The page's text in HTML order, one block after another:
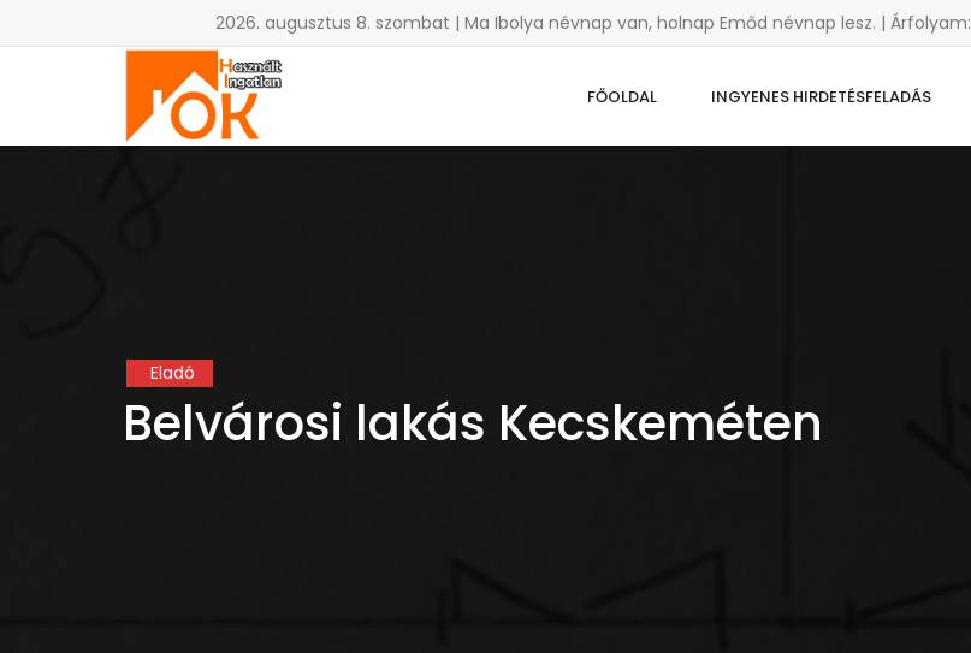
2026. augusztus 8. szombat | Ma Ibolya névnap van, holnap Emőd névnap lesz. | Árfolyam:
FŐOLDAL INGYENES HIRDETÉSFELADÁS
Eladó
Belvárosi lakás Kecskeméten